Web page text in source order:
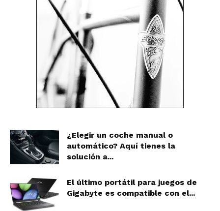
¿Elegir un coche manual o
automático? Aquí tienes la
solución a...
El último portátil para juegos de
Gigabyte es compatible con el...